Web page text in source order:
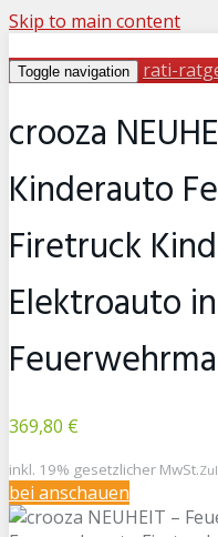
Skip to main content
Toggle navigation rati-
crooza
Kinderauto
Firetruck
Elektroauto
369,80 €
inkl. 19% gesetzlicher MwSt.
bei anschauen